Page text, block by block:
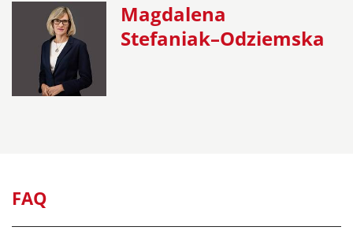
Magdalena
Stefaniak–Odziemska
FAQ